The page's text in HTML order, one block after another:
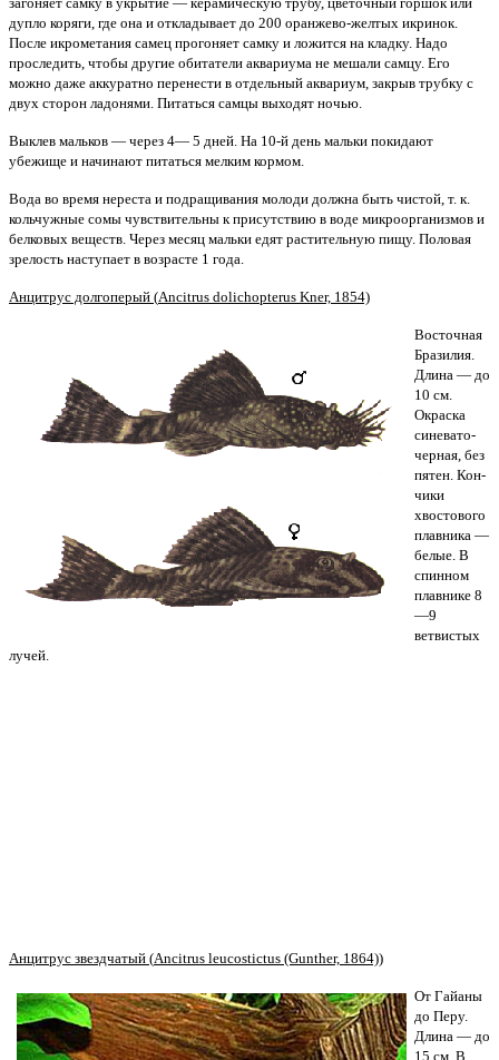
дупло коряги, где она и откладывает до 200 оранжево-желтых икринок.
После икро­метания самец прогоняет сам­ку и ложится на кладку. Надо
проследить, чтобы дру­гие обитатели аквариума не мешали самцу. Его
можно даже аккуратно перенести в отдельный аквариум, закрыв трубку с
двух сторон ладоня­ми. Питаться самцы выходят ночью.
Выклев мальков — через 4— 5 дней. На 10-й день мальки покидают
убежище и на­чинают питаться мелким кор­мом.
Вода во время нереста и под­ращивания молоди должна быть чистой, т. к.
кольчужные сомы чувствительны к при­сутствию в воде микро­организмов и
белковых ве­ществ. Через месяц мальки едят растительную пищу. По­ловая
зрелость наступает в возрасте 1 года.
Анцитрус долгоперый (Ancitrus dolichopterus Kner, 1854)
Восточная
Бразилия.
Дли­на — до
10 см.
Окраска
сине­вато-
черная, без
пятен. Кон­
чики
хвостового
плавника —
белые. В
спинном
плавнике 8
—9
ветвистых
лучей.
Анцитрус звездчатый (Ancitrus leucostictus (Gunther, 1864))
От Гайаны
до Перу.
Длина — до
15 см. В